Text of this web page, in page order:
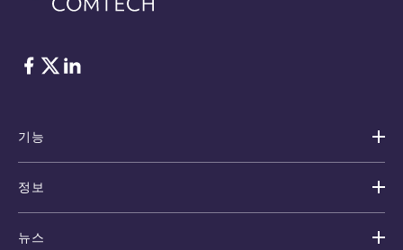
Facebook
Twitter
LinkedIn
기능
정보
뉴스